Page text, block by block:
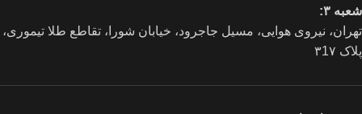
شعبه ۳:
تهران، نیروی هوایی، مسیل جاجرود، خیابان شورا، تقاطع طلا تیموری،
پلاک ۳1۷